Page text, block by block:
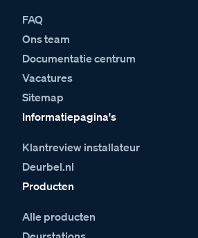
FAQ
Ons team
Documentatie centrum
Vacatures
Sitemap
Informatiepagina's
Klantreview installateur
Deurbel.nl
Producten
Alle producten